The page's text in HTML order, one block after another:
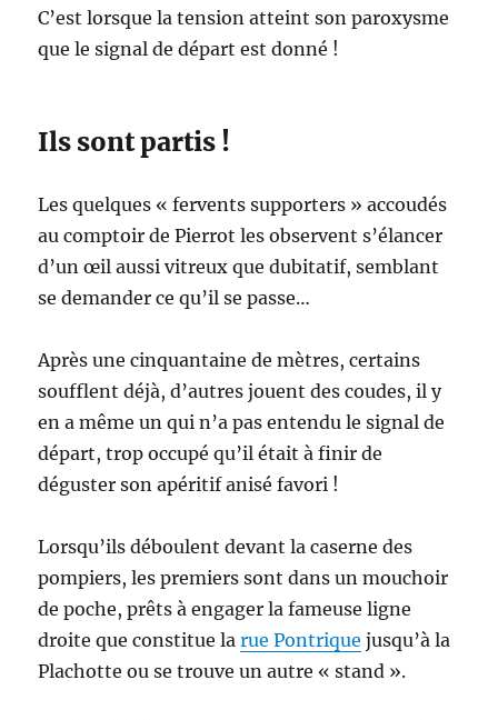
C’est lorsque la tension atteint son paroxysme
que le signal de départ est donné !
Ils sont partis !
Les quelques « fervents supporters » accoudés
au comptoir de Pierrot les observent s’élancer
d’un œil aussi vitreux que dubitatif, semblant
se demander ce qu’il se passe…
Après une cinquantaine de mètres, certains
soufflent déjà, d’autres jouent des coudes, il y
en a même un qui n’a pas entendu le signal de
départ, trop occupé qu’il était à finir de
déguster son apéritif anisé favori !
Lorsqu’ils déboulent devant la caserne des
pompiers, les premiers sont dans un mouchoir
de poche, prêts à engager la fameuse ligne
droite que constitue larue Pontrique jusqu’à la
Plachotte ou se trouve un autre « stand ».